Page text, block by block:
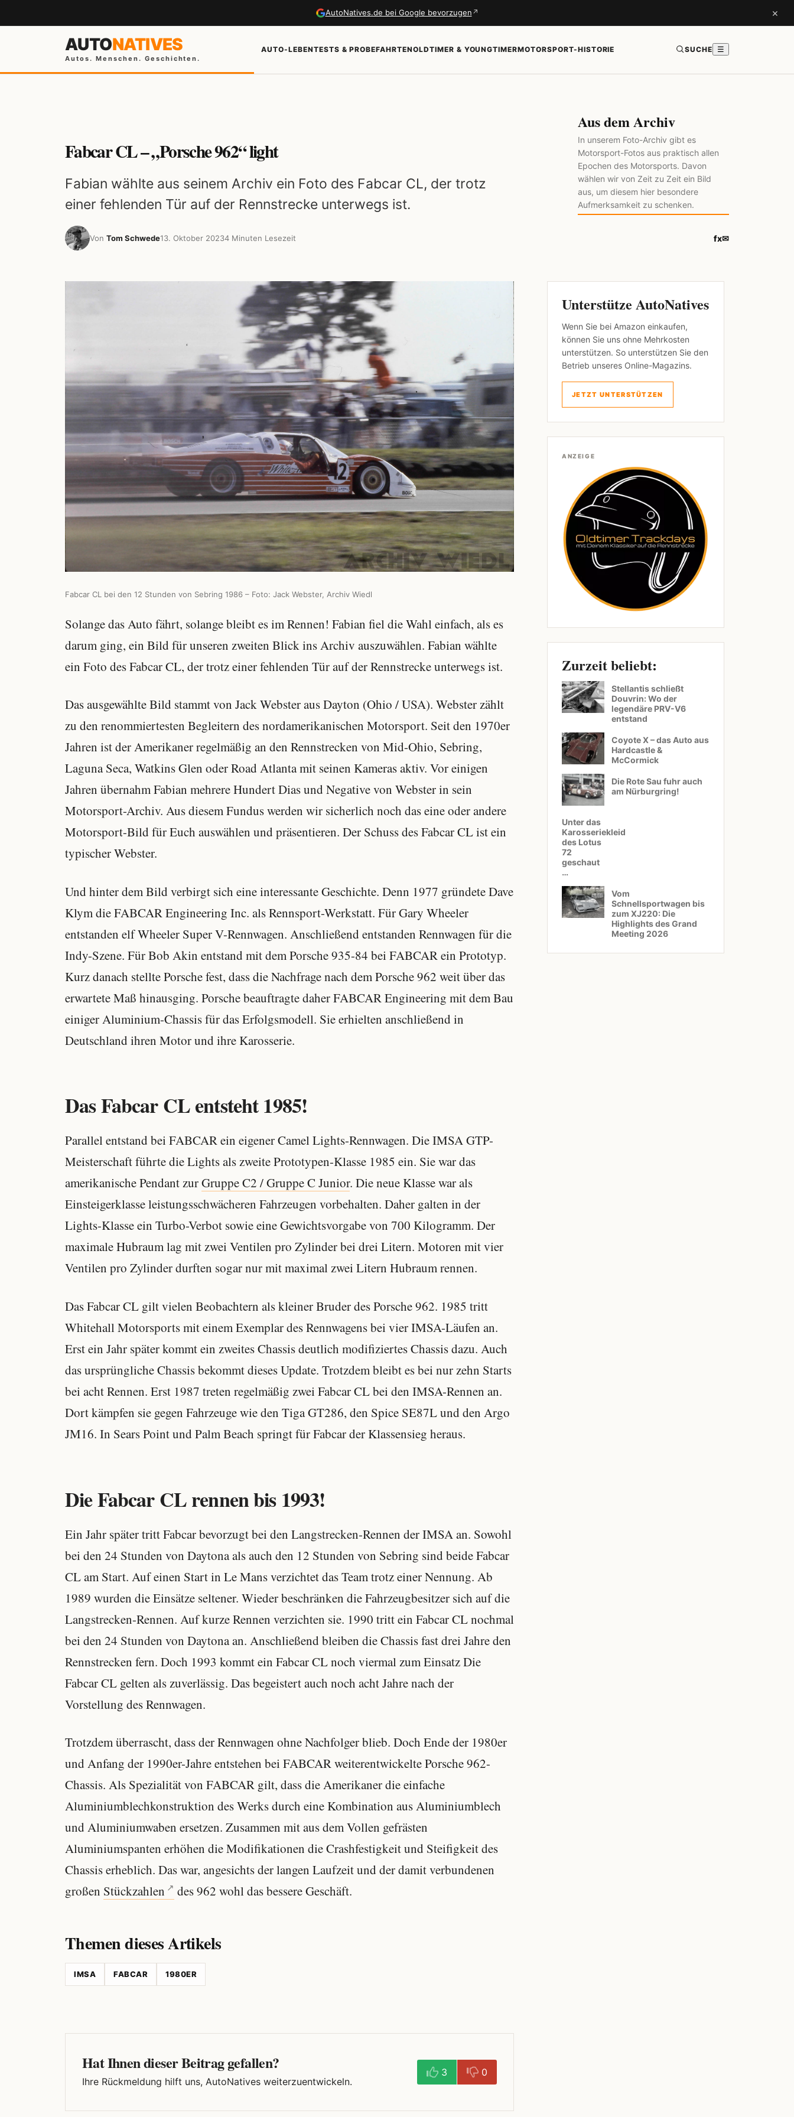
AutoNatives.de bei Google bevorzugen ↗ ×
AUTONATIVES
Autos. Menschen. Geschichten.
AUTO-LEBENTESTS & PROBEFAHRTENOLDTIMER & YOUNGTIMERMOTORSPORT-HISTORIE SUCHE ☰
Fabcar CL – „Porsche 962“ light
Fabian wählte aus seinem Archiv ein Foto des Fabcar CL, der trotz
einer fehlenden Tür auf der Rennstrecke unterwegs ist.
Aus dem Archiv
In unserem Foto-Archiv gibt es
Motorsport-Fotos aus praktisch allen
Epochen des Motorsports. Davon
wählen wir von Zeit zu Zeit ein Bild
aus, um diesem hier besondere
Aufmerksamkeit zu schenken.
Von Tom Schwede13. Oktober 20234 Minuten Lesezeit fx✉
Fabcar CL bei den 12 Stunden von Sebring 1986 – Foto: Jack Webster, Archiv Wiedl
Solange das Auto fährt, solange bleibt es im Rennen! Fabian fiel die Wahl einfach, als es
darum ging, ein Bild für unseren zweiten Blick ins Archiv auszuwählen. Fabian wählte
ein Foto des Fabcar CL, der trotz einer fehlenden Tür auf der Rennstrecke unterwegs ist.
Das ausgewählte Bild stammt von Jack Webster aus Dayton (Ohio / USA). Webster zählt
zu den renommiertesten Begleitern des nordamerikanischen Motorsport. Seit den 1970er
Jahren ist der Amerikaner regelmäßig an den Rennstrecken von Mid-Ohio, Sebring,
Laguna Seca, Watkins Glen oder Road Atlanta mit seinen Kameras aktiv. Vor einigen
Jahren übernahm Fabian mehrere Hundert Dias und Negative von Webster in sein
Motorsport-Archiv. Aus diesem Fundus werden wir sicherlich noch das eine oder andere
Motorsport-Bild für Euch auswählen und präsentieren. Der Schuss des Fabcar CL ist ein
typischer Webster.
Und hinter dem Bild verbirgt sich eine interessante Geschichte. Denn 1977 gründete Dave
Klym die FABCAR Engineering Inc. als Rennsport-Werkstatt. Für Gary Wheeler
entstanden elf Wheeler Super V-Rennwagen. Anschließend entstanden Rennwagen für die
Indy-Szene. Für Bob Akin entstand mit dem Porsche 935-84 bei FABCAR ein Prototyp.
Kurz danach stellte Porsche fest, dass die Nachfrage nach dem Porsche 962 weit über das
erwartete Maß hinausging. Porsche beauftragte daher FABCAR Engineering mit dem Bau
einiger Aluminium-Chassis für das Erfolgsmodell. Sie erhielten anschließend in
Deutschland ihren Motor und ihre Karosserie.
Das Fabcar CL entsteht 1985!
Parallel entstand bei FABCAR ein eigener Camel Lights-Rennwagen. Die IMSA GTP-
Meisterschaft führte die Lights als zweite Prototypen-Klasse 1985 ein. Sie war das
amerikanische Pendant zurGruppe C2 / Gruppe C Junior. Die neue Klasse war als
Einsteigerklasse leistungsschwächeren Fahrzeugen vorbehalten. Daher galten in der
Lights-Klasse ein Turbo-Verbot sowie eine Gewichtsvorgabe von 700 Kilogramm. Der
maximale Hubraum lag mit zwei Ventilen pro Zylinder bei drei Litern. Motoren mit vier
Ventilen pro Zylinder durften sogar nur mit maximal zwei Litern Hubraum rennen.
Das Fabcar CL gilt vielen Beobachtern als kleiner Bruder des Porsche 962. 1985 tritt
Whitehall Motorsports mit einem Exemplar des Rennwagens bei vier IMSA-Läufen an.
Erst ein Jahr später kommt ein zweites Chassis deutlich modifiziertes Chassis dazu. Auch
das ursprüngliche Chassis bekommt dieses Update. Trotzdem bleibt es bei nur zehn Starts
bei acht Rennen. Erst 1987 treten regelmäßig zwei Fabcar CL bei den IMSA-Rennen an.
Dort kämpfen sie gegen Fahrzeuge wie den Tiga GT286, den Spice SE87L und den Argo
JM16. In Sears Point und Palm Beach springt für Fabcar der Klassensieg heraus.
Die Fabcar CL rennen bis 1993!
Ein Jahr später tritt Fabcar bevorzugt bei den Langstrecken-Rennen der IMSA an. Sowohl
bei den 24 Stunden von Daytona als auch den 12 Stunden von Sebring sind beide Fabcar
CL am Start. Auf einen Start in Le Mans verzichtet das Team trotz einer Nennung. Ab
1989 wurden die Einsätze seltener. Wieder beschränken die Fahrzeugbesitzer sich auf die
Langstrecken-Rennen. Auf kurze Rennen verzichten sie. 1990 tritt ein Fabcar CL nochmal
bei den 24 Stunden von Daytona an. Anschließend bleiben die Chassis fast drei Jahre den
Rennstrecken fern. Doch 1993 kommt ein Fabcar CL noch viermal zum Einsatz Die
Fabcar CL gelten als zuverlässig. Das begeistert auch noch acht Jahre nach der
Vorstellung des Rennwagen.
Trotzdem überrascht, dass der Rennwagen ohne Nachfolger blieb. Doch Ende der 1980er
und Anfang der 1990er-Jahre entstehen bei FABCAR weiterentwickelte Porsche 962-
Chassis. Als Spezialität von FABCAR gilt, dass die Amerikaner die einfache
Aluminiumblechkonstruktion des Werks durch eine Kombination aus Aluminiumblech
und Aluminiumwaben ersetzen. Zusammen mit aus dem Vollen gefrästen
Aluminiumspanten erhöhen die Modifikationen die Crashfestigkeit und Steifigkeit des
Chassis erheblich. Das war, angesichts der langen Laufzeit und der damit verbundenen
großen Stückzahlen des 962 wohl das bessere Geschäft.
Themen dieses Artikels
IMSA FABCAR 1980ER
Hat Ihnen dieser Beitrag gefallen?
Ihre Rückmeldung hilft uns, AutoNatives weiterzuentwickeln.
3 0
Unterstütze AutoNatives
Wenn Sie bei Amazon einkaufen,
können Sie uns ohne Mehrkosten
unterstützen. So unterstützen Sie den
Betrieb unseres Online-Magazins.
JETZT UNTERSTÜTZEN
ANZEIGE
Zurzeit beliebt:
Stellantis schließt
Douvrin: Wo der
legendäre PRV-V6
entstand
Coyote X – das Auto aus
Hardcastle &
McCormick
Die Rote Sau fuhr auch
am Nürburgring!
Unter das
Karosseriekleid
des Lotus
72
geschaut
…
Vom
Schnellsportwagen bis
zum XJ220: Die
Highlights des Grand
Meeting 2026